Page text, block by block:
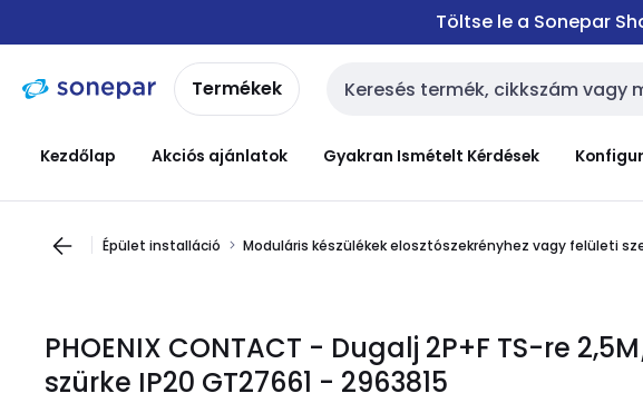
navigációhoztartalomra
Töltse le a Sonepar
Termékek Keresési bemenet
Kezdőlap Akciós ajánlatok Gyakran Ismételt Kérdések
Épület installáció Moduláris készülékek elosztószekrényhez vagy felületi
PHOENIX CONTACT - Dugalj 2P+F TS-re
szürke IP20 GT27661 - 2963815